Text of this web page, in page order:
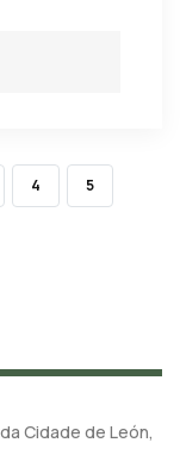
PÁGINA
4 PÁGINA
5
Cidade de León,